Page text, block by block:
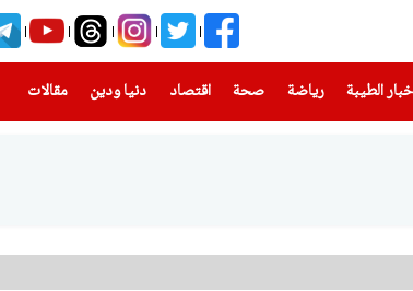
الطيبة(current) رياضة
(current) صحة(current) اقتصاد دنيا ودين
(current) مقالات